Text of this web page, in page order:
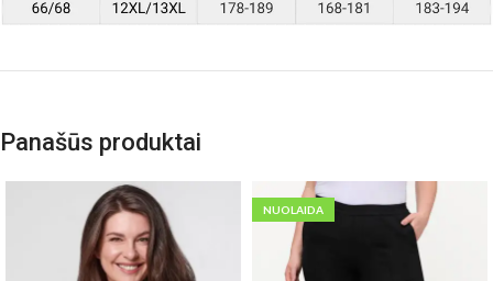
Panašūs produktai
NUOLAIDA